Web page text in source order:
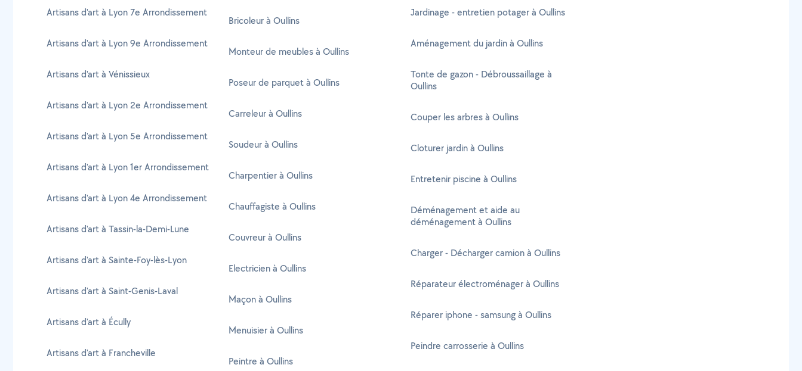
Artisans d'art à Lyon 7e Arrondissement
Artisans d'art à Lyon 9e Arrondissement
Artisans d'art à Vénissieux
Artisans d'art à Lyon 2e Arrondissement
Artisans d'art à Lyon 5e Arrondissement
Artisans d'art à Lyon 1er Arrondissement
Artisans d'art à Lyon 4e Arrondissement
Artisans d'art à Tassin-la-Demi-Lune
Artisans d'art à Sainte-Foy-lès-Lyon
Artisans d'art à Saint-Genis-Laval
Artisans d'art à Écully
Artisans d'art à Francheville
Bricoleur à Oullins
Monteur de meubles à Oullins
Poseur de parquet à Oullins
Carreleur à Oullins
Soudeur à Oullins
Charpentier à Oullins
Chauffagiste à Oullins
Couvreur à Oullins
Electricien à Oullins
Maçon à Oullins
Menuisier à Oullins
Peintre à Oullins
Jardinage - entretien potager à Oullins
Aménagement du jardin à Oullins
Tonte de gazon - Débroussaillage à
Oullins
Couper les arbres à Oullins
Cloturer jardin à Oullins
Entretenir piscine à Oullins
Déménagement et aide au
déménagement à Oullins
Charger - Décharger camion à Oullins
Réparateur électroménager à Oullins
Réparer iphone - samsung à Oullins
Peindre carrosserie à Oullins